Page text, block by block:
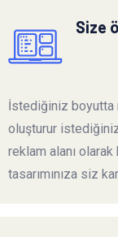
Size
İstediğiniz boyutta
oluşturur
reklam alanı
tasarımınıza siz